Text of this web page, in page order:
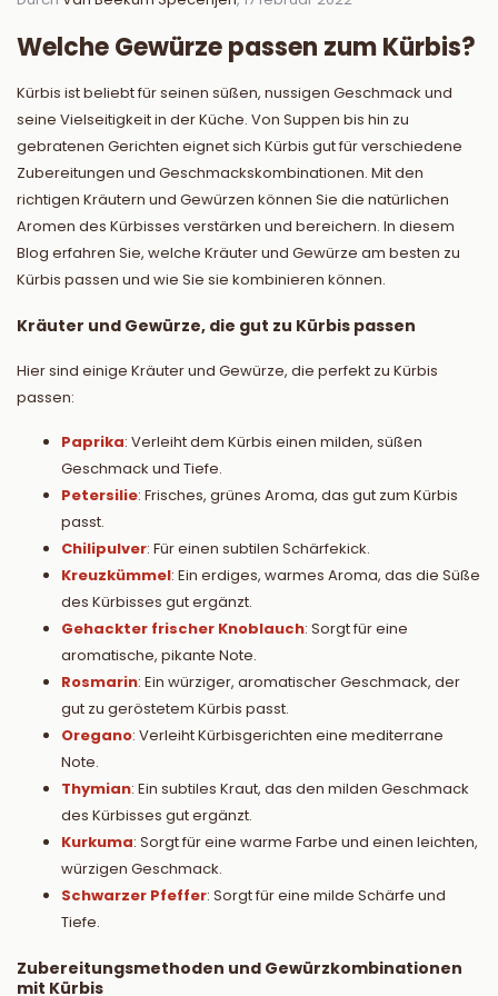
Welche Gewürze passen zum Kürbis?
Kürbis ist beliebt für seinen süßen, nussigen Geschmack und
seine Vielseitigkeit in der Küche. Von Suppen bis hin zu
gebratenen Gerichten eignet sich Kürbis gut für verschiedene
Zubereitungen und Geschmackskombinationen. Mit den
richtigen Kräutern und Gewürzen können Sie die natürlichen
Aromen des Kürbisses verstärken und bereichern. In diesem
Blog erfahren Sie, welche Kräuter und Gewürze am besten zu
Kürbis passen und wie Sie sie kombinieren können.
Kräuter und Gewürze, die gut zu Kürbis passen
Hier sind einige Kräuter und Gewürze, die perfekt zu Kürbis
passen:
Paprika: Verleiht dem Kürbis einen milden, süßen
Geschmack und Tiefe.
Petersilie: Frisches, grünes Aroma, das gut zum Kürbis
passt.
Chilipulver: Für einen subtilen Schärfekick.
Kreuzkümmel: Ein erdiges, warmes Aroma, das die Süße
des Kürbisses gut ergänzt.
Gehackter frischer Knoblauch: Sorgt für eine
aromatische, pikante Note.
Rosmarin: Ein würziger, aromatischer Geschmack, der
gut zu geröstetem Kürbis passt.
Oregano: Verleiht Kürbisgerichten eine mediterrane
Note.
Thymian: Ein subtiles Kraut, das den milden Geschmack
des Kürbisses gut ergänzt.
Kurkuma: Sorgt für eine warme Farbe und einen leichten,
würzigen Geschmack.
Schwarzer Pfeffer: Sorgt für eine milde Schärfe und
Tiefe.
Zubereitungsmethoden und Gewürzkombinationen
mit Kürbis